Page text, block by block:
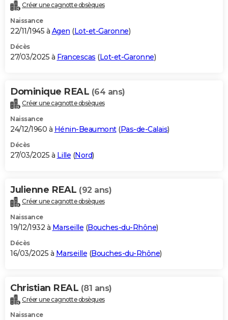
Créer une cagnotte obsèques
Naissance
22/11/1945 à Agen (Lot-et-Garonne)
Décès
27/03/2025 à Francescas (Lot-et-Garonne)
Dominique REAL (64 ans)
Créer une cagnotte obsèques
Naissance
24/12/1960 à Hénin-Beaumont(Pas-de-Calais)
Décès
27/03/2025 à Lille (Nord)
Julienne REAL (92 ans)
Créer une cagnotte obsèques
Naissance
19/12/1932 à Marseille (Bouches-du-Rhône)
Décès
16/03/2025 à Marseille (Bouches-du-Rhône)
Christian REAL (81 ans)
Créer une cagnotte obsèques
Naissance